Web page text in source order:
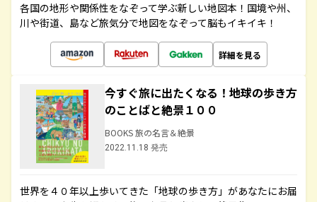
各国の地形や関係性をなぞって学ぶ新しい地図本！国境や州、
川や街道、島など旅気分で地図をなぞって脳もイキイキ！
詳細を見る
今すぐ旅に出たくなる！地球の歩き方
のことばと絶景１００
BOOKS 旅の名言＆絶景
2022.11.18 発売
世界を４０年以上歩いてきた「地球の歩き方」があなたにお届